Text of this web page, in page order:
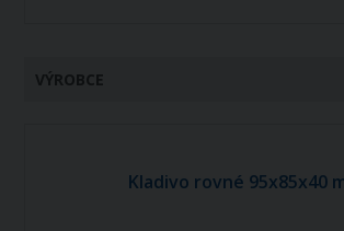
VÝROBCE
Kladivo rovné 95x85x40